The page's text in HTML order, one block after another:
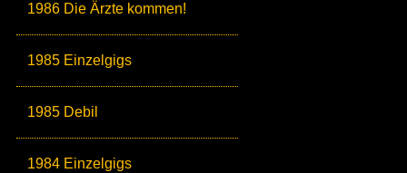
1986 Die Ärzte kommen!
1985 Einzelgigs
1985 Debil
1984 Einzelgigs